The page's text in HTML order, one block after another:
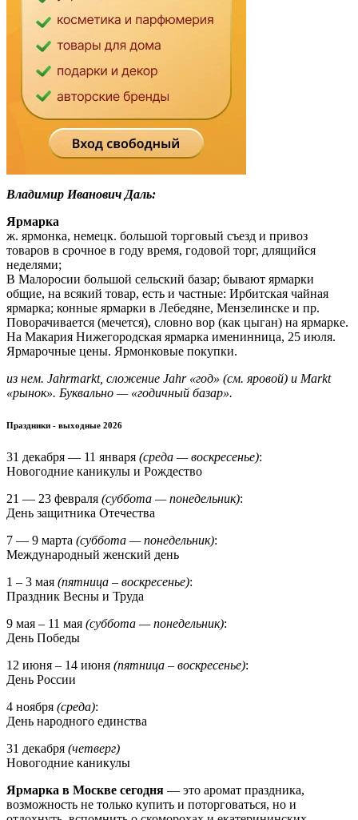
Владимир Иванович Даль:
Ярмарка
ж. ярмонка, немецк. большой торговый съезд и привоз
товаров в срочное в году время, годовой торг, длящийся
неделями;
В Малоросии большой сельский базар; бывают ярмарки
общие, на всякий товар, есть и частные: Ирбитская чайная
ярмарка; конные ярмарки в Лебедяне, Мензелинске и пр.
Поворачивается (мечется), словно вор (как цыган) на ярмарке.
На Макария Нижегородская ярмарка именинница, 25 июля.
Ярмарочные цены. Ярмонковые покупки.
из нем. Jahrmarkt, сложение Jahr «год» (см. яровой) и Markt
«рынок». Буквально — «годичный базар».
Праздники - выходные 2026
31 декабря — 11 января (среда — воскресенье):
Новогодние каникулы и Рождество
21 — 23 февраля (суббота — понедельник):
День защитника Отечества
7 — 9 марта (суббота — понедельник):
Международный женский день
1 – 3 мая (пятница – воскресенье):
Праздник Весны и Труда
9 мая – 11 мая (суббота — понедельник):
День Победы
12 июня – 14 июня (пятница – воскресенье):
День России
4 ноября (среда):
День народного единства
31 декабря (четверг)
Новогодние каникулы
Ярмарка в Москве сегодня — это аромат праздника,
возможность не только купить и поторговаться, но и